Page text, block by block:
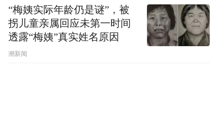
“梅姨实际年龄仍是谜”，被
拐儿童亲属回应未第一时间
透露“梅姨”真实姓名原因
潮新闻